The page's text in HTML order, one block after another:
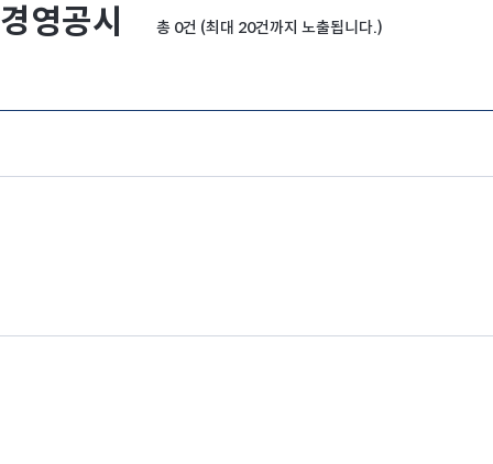
경영공시 총 0건 (최대 20건까지 노출됩니다.)